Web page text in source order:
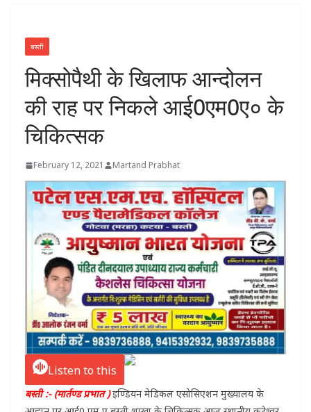
बस्ती
मिक्सोपैथी के खिलाफ आन्दोलन
की राह पर निकले आई0एम0ए० के
चिकित्सक
February 12, 2021 Martand Prabhat
Listen to this
बस्ती :- (मार्तण्ड प्रभात ) इण्डियन मेडिकल एसोसिएशन मुख्यालय के